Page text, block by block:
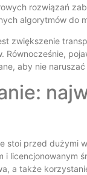
rozwiązań
algorytmów do
zwiększenie
Równocześnie,
aby nie
stoi przed dużymi
licencjonowanym
a także